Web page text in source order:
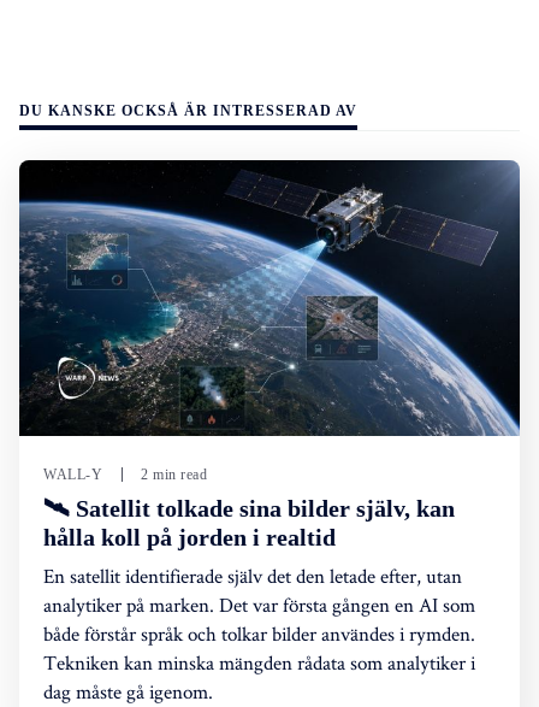
DU KANSKE OCKSÅ ÄR INTRESSERAD AV
WALL-Y 2 min read
🛰️ Satellit tolkade sina bilder själv, kan
hålla koll på jorden i realtid
En satellit identifierade själv det den letade efter, utan
analytiker på marken. Det var första gången en AI som
både förstår språk och tolkar bilder användes i rymden.
Tekniken kan minska mängden rådata som analytiker i
dag måste gå igenom.